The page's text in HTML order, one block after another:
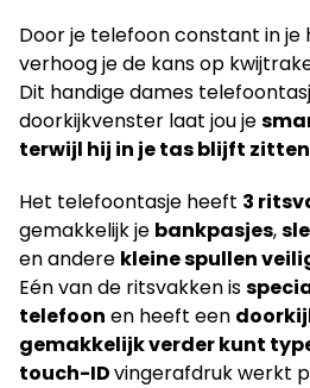
Door je telefoon constant in
verhoog je de kans op
Dit handige dames
doorkijkvenster laat jou je
terwijl hij in je tas blijft zitten
Het telefoontasje heeft 3
gemakkelijk je bankpasjes,
en andere kleine spullen
Eén van de ritsvakken is
telefoon en heeft een
gemakkelijk verder kunt
touch-IDvingerafdruk werkt